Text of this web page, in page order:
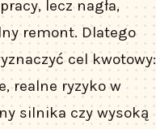
lecz nagła,
remont. Dlatego
cel kwotowy:
realne ryzyko w
silnika czy wysoką